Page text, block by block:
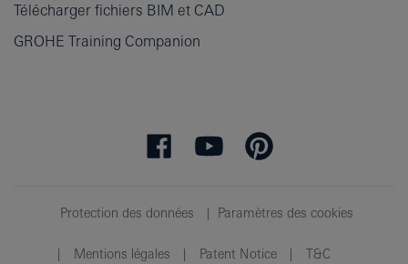
Télécharger fichiers BIM et CAD
GROHE Training Companion
Protection des données Paramètres des cookies
Mentions légales Patent Notice T&C